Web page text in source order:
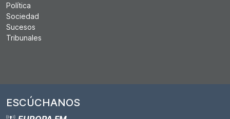
Política
Sociedad
Sucesos
Tribunales
ESCÚCHANOS